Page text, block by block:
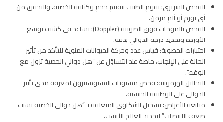
الفحص السريري: يقوم الطبيب بتقييم حجم وكثافة الخصية، والتحقق من
أي تورم أو ألم مزمن.
الفحص بالموجات فوق الصوتية (Doppler): يساعد في كشف توسع
الأوردة وتحديد درجة الدوالي بدقة.
اختبارات الخصوبة: قياس عدد وحركة الحيوانات المنوية للتأكد من تأثير
الحالة على الإنجاب، خاصة عند التساؤل عن “هل دوالي الخصية تزول مع
الوقت”.
التحاليل الهرمونية: فحص مستويات التستوستيرون لمعرفة مدى تأثير
الدوالي على الوظيفة الجنسية.
متابعة الأعراض: تسجيل الشكاوى المتعلقة بـ “هل دوالي الخصية تسبب
ضعف الانتصاب” لتحديد العلاج الأنسب.